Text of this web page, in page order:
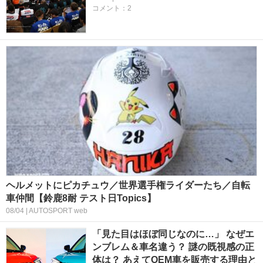
コメント：2
ヘルメットにピカチュウ／世界選手権ライダーたち／自転
車仲間【鈴鹿8耐 テスト日Topics】
08/04 | AUTOSPORT web
「見た目はほぼ同じなのに…」 なぜエ
ンブレム＆車名違う？ 謎の既視感の正
体は？ あえてOEM車を販売する理由と